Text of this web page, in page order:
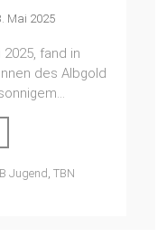
Mai 2025
fand in
des Albgold
Jugend ,TBN